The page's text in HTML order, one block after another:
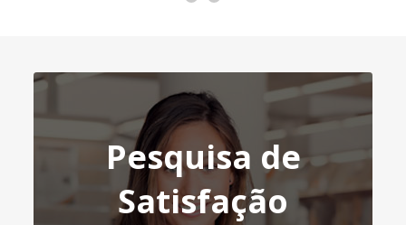
Pesquisa de
Satisfação